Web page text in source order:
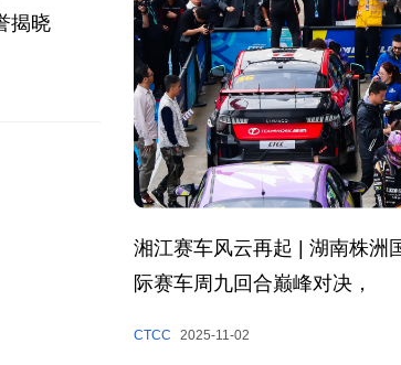
揭晓
湘江赛车风云再起 | 湖南株洲
际赛车周九回合巅峰对决，
CTCC 2025-11-02